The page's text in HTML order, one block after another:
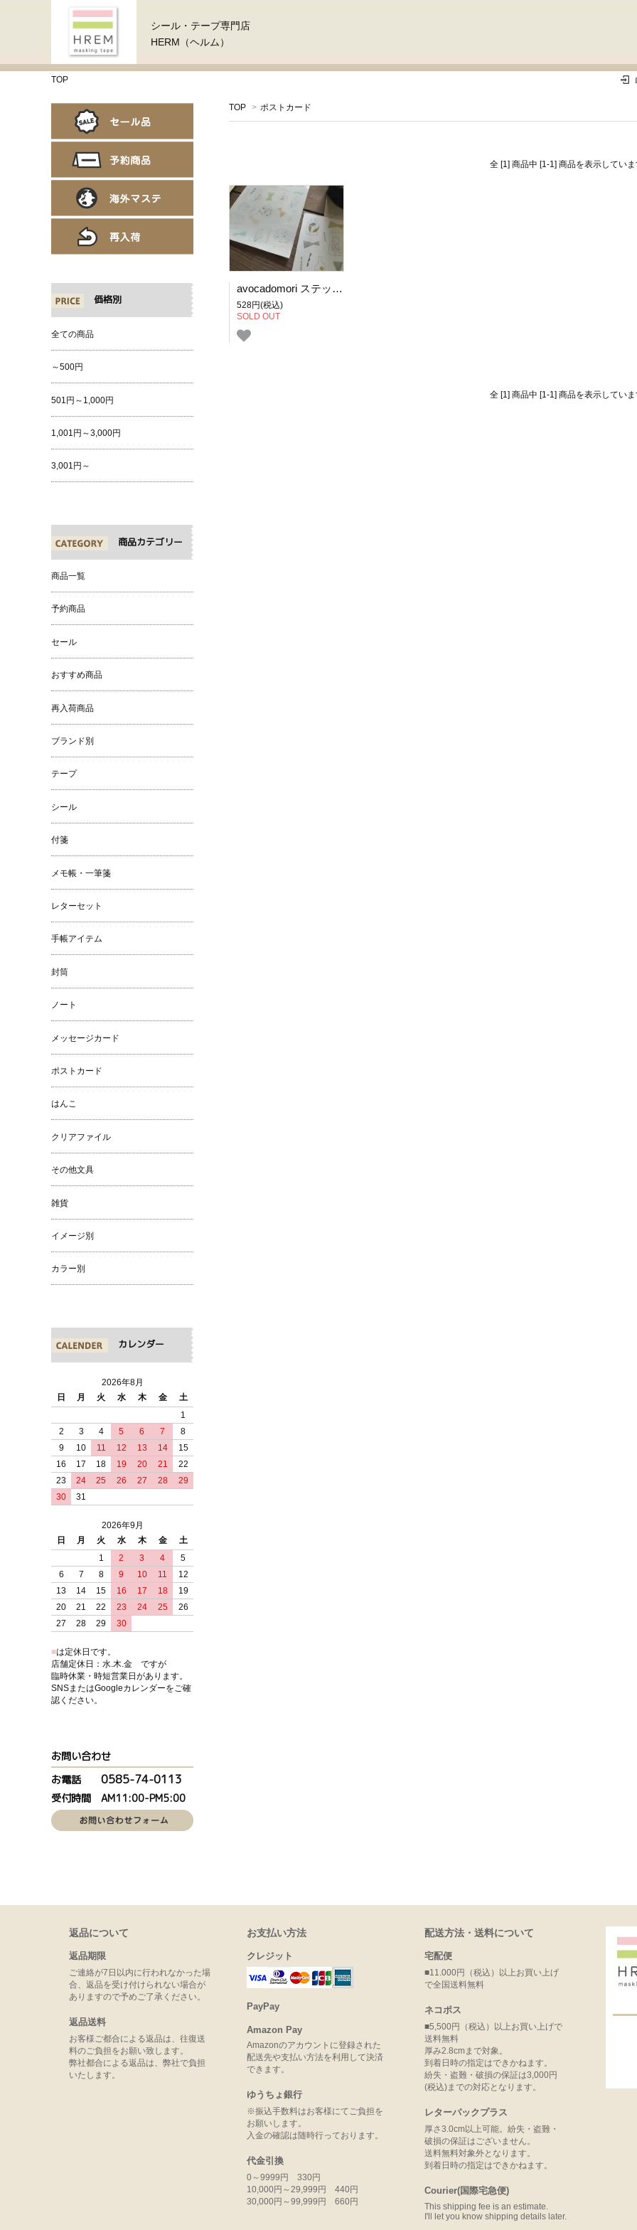
シール・テープ専門店
HERM（ヘルム）
TOP
TOP > ポストカード
全 [1] 商品中 [1-1] 商品を表示していま
avocadomori ステッカーポストカードセット Summer glass
528円(税込)
SOLD OUT
全 [1] 商品中 [1-1] 商品を表示していま
価格別
全ての商品
～500円
501円～1,000円
1,001円～3,000円
3,001円～
商品カテゴリー
商品一覧
予約商品
セール
おすすめ商品
再入荷商品
ブランド別
テープ
シール
付箋
メモ帳・一筆箋
レターセット
手帳アイテム
封筒
ノート
メッセージカード
ポストカード
はんこ
クリアファイル
その他文具
雑貨
イメージ別
カラー別
カレンダー
2026年8月
日
月 火 水 木 金
土
1
2
3 4 5 6 7
8
9
10 11 12 13 14
15
16
17 18 19 20 21
22
23
24 25 26 27 28
29
30
31
2026年9月
日
月 火 水 木 金
土
1
2 3 4
5
6
7 8 9 10 11
12
13
14 15 16 17 18
19
20
21 22 23 24 25
26
27
28 29 30
■は定休日です。
店舗定休日：水.木.金 ですが
臨時休業・時短営業日があります。
SNSまたはGoogleカレンダーをご確
認ください。
お問い合わせ
お電話 0585-74-0113
受付時間 AM11:00-PM5:00
返品について
返品期限
ご連絡が7日以内に行われなかった場
合、返品を受け付けられない場合が
ありますので予めご了承ください。
返品送料
お客様ご都合による返品は、往復送
料のご負担をお願い致します。
弊社都合による返品は、弊社で負担
いたします。
お支払い方法
クレジット
PayPay
Amazon Pay
Amazonのアカウントに登録された
配送先や支払い方法を利用して決済
できます。
ゆうちょ銀行
※振込手数料はお客様にてご負担を
お願いします。
入金の確認は随時行っております。
代金引換
0～9999円 330円
10,000円～29,999円 440円
30,000円～99,999円 660円
配送方法・送料について
宅配便
■11.000円（税込）以上お買い上げ
で全国送料無料
ネコポス
■5,500円（税込）以上お買い上げで
送料無料
厚み2.8cmまで対象。
到着日時の指定はできかねます。
紛失・盗難・破損の保証は3,000円
(税込)までの対応となります。
レターパックプラス
厚さ3.0cm以上可能。紛失・盗難・
破損の保証はございません。
送料無料対象外となります。
到着日時の指定はできかねます。
Courier(国際宅急便)
This shipping fee is an estimate.
I'll let you know shipping details later.